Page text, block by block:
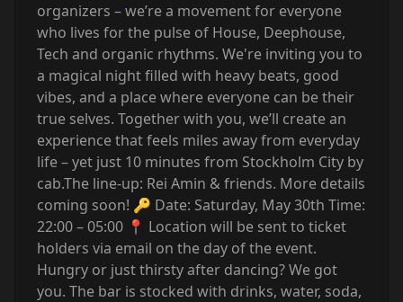
organizers – we’re a movement for everyone
who lives for the pulse of House, Deephouse,
Tech and organic rhythms. We're inviting you to
a magical night filled with heavy beats, good
vibes, and a place where everyone can be their
true selves. Together with you, we’ll create an
experience that feels miles away from everyday
life – yet just 10 minutes from Stockholm City by
cab.The line-up: Rei Amin & friends. More details
coming soon! 🔑 Date: Saturday, May 30th Time:
22:00 – 05:00 📍 Location will be sent to ticket
holders via email on the day of the event.
Hungry or just thirsty after dancing? We got
you. The bar is stocked with drinks, water, soda,